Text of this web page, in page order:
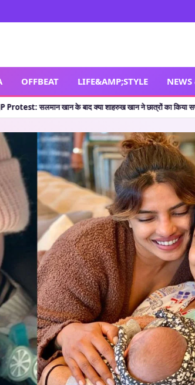
OFFBEAT LIFE&AMP;STYLE
का किया सपोर्ट? जानें वायरल पोस्ट की सच्चाई•🔥 Shocking